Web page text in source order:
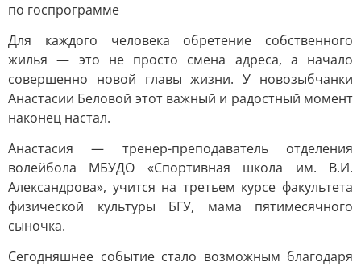
по госпрограмме
Для каждого человека обретение собственного
жилья — это не просто смена адреса, а начало
совершенно новой главы жизни. У новозыбчанки
Анастасии Беловой этот важный и радостный момент
наконец настал.
Анастасия — тренер-преподаватель отделения
волейбола МБУДО «Спортивная школа им. В.И.
Александрова», учится на третьем курсе факультета
физической культуры БГУ, мама пятимесячного
сыночка.
Сегодняшнее событие стало возможным благодаря